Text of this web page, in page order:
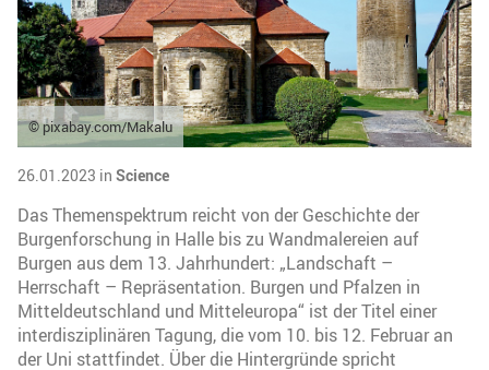
© pixabay.com/Makalu
26.01.2023 in Science
Das Themenspektrum reicht von der Geschichte der
Burgenforschung in Halle bis zu Wandmalereien auf
Burgen aus dem 13. Jahrhundert: „Landschaft –
Herrschaft – Repräsentation. Burgen und Pfalzen in
Mitteldeutschland und Mitteleuropa“ ist der Titel einer
interdisziplinären Tagung, die vom 10. bis 12. Februar an
der Uni stattfindet. Über die Hintergründe spricht